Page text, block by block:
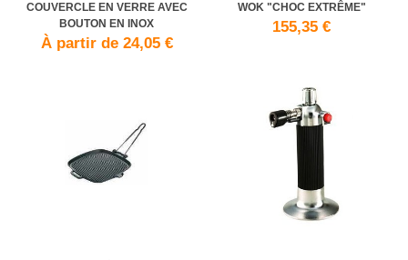
COUVERCLE EN VERRE AVEC
BOUTON EN INOX
À partir de 24,05 €
WOK "CHOC EXTRÊME"
155,35 €